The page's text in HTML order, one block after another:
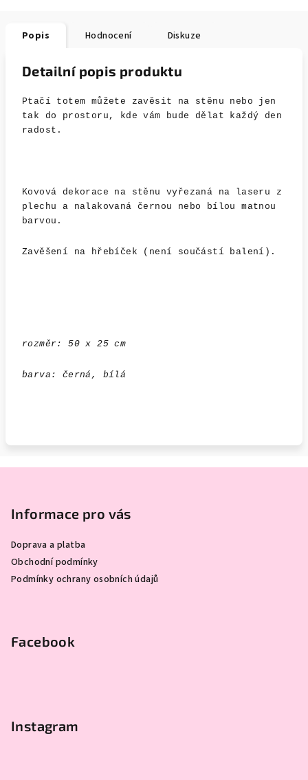
Popis Hodnocení Diskuze
Detailní popis produktu
Ptačí totem můžete zavěsit na stěnu nebo jen
tak do prostoru, kde vám bude dělat každý den
radost.
Kovová dekorace na stěnu vyřezaná na laseru z
plechu a nalakovaná černou nebo bílou matnou
barvou.
Zavěšení na hřebíček (není součástí balení).
rozměr: 50 x 25 cm
barva: černá, bílá
Informace pro vás
Doprava a platba
Obchodní podmínky
Podmínky ochrany osobních údajů
Facebook
Instagram